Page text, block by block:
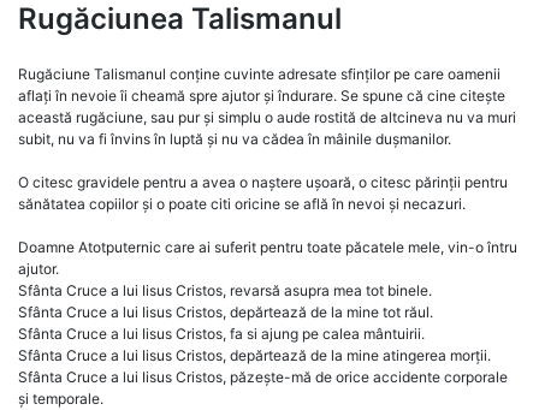
Rugăciunea Talismanul
Rugăciune Talismanul conține cuvinte adresate sfinților pe care oamenii
aflați în nevoie îi cheamă spre ajutor și îndurare. Se spune că cine citește
această rugăciune, sau pur și simplu o aude rostită de altcineva nu va muri
subit, nu va fi învins în luptă și nu va cădea în mâinile dușmanilor.
O citesc gravidele pentru a avea o naștere ușoară, o citesc părinții pentru
sănătatea copiilor și o poate citi oricine se află în nevoi și necazuri.
Doamne Atotputernic care ai suferit pentru toate păcatele mele, vin-o întru
ajutor.
Sfânta Cruce a lui Iisus Cristos, revarsă asupra mea tot binele.
Sfânta Cruce a lui Iisus Cristos, depărtează de la mine tot răul.
Sfânta Cruce a lui Iisus Cristos, fa si ajung pe calea mântuirii.
Sfânta Cruce a lui Iisus Cristos, depărtează de la mine atingerea morții.
Sfânta Cruce a lui Iisus Cristos, păzește-mă de orice accidente corporale
și temporale.